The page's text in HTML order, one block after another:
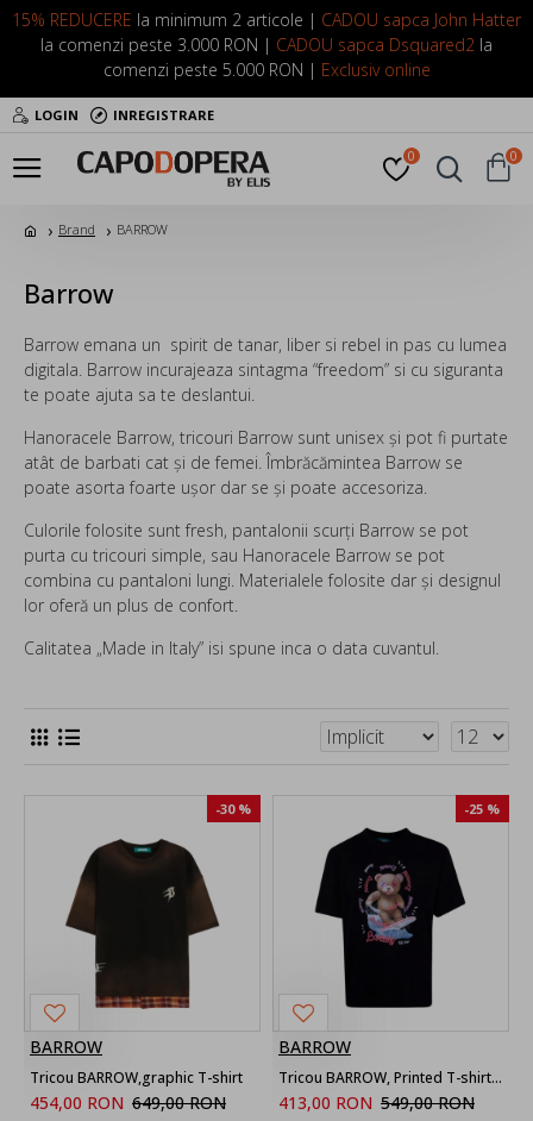
15% REDUCERE la minimum 2 articole | CADOU sapca John Hatter
la comenzi peste 3.000 RON | CADOU sapca Dsquared2 la
comenzi peste 5.000 RON | Exclusiv online
LOGIN INREGISTRARE
0 0
Brand BARROW
Barrow
Barrow emana un spirit de tanar, liber si rebel in pas cu lumea
digitala. Barrow incurajeaza sintagma “freedom” si cu siguranta
te poate ajuta sa te deslantui.
Hanoracele Barrow, tricouri Barrow sunt unisex și pot fi purtate
atât de barbati cat și de femei. Îmbrăcămintea Barrow se
poate asorta foarte ușor dar se și poate accesoriza.
Culorile folosite sunt fresh, pantalonii scurți Barrow se pot
purta cu tricouri simple, sau Hanoracele Barrow se pot
combina cu pantaloni lungi. Materialele folosite dar și designul
lor oferă un plus de confort.
Calitatea „Made in Italy” isi spune inca o data cuvantul.
-30 %
BARROW
Tricou BARROW,graphic T-shirt
454,00 RON 649,00 RON
-25 %
BARROW
Tricou BARROW, Printed T-shirt, Black
413,00 RON 549,00 RON